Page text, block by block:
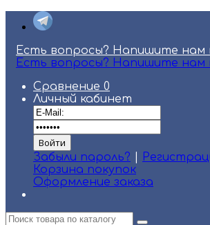
Есть вопросы? Напишите нам
Есть вопросы? Напишите нам
Сравнение 0
Личный кабинет
Забыли пароль?
Корзина покупок
Оформление заказа